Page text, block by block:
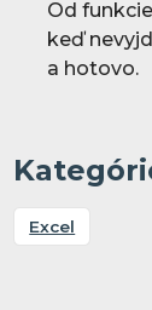
Od
keď
a hotovo.
Excel